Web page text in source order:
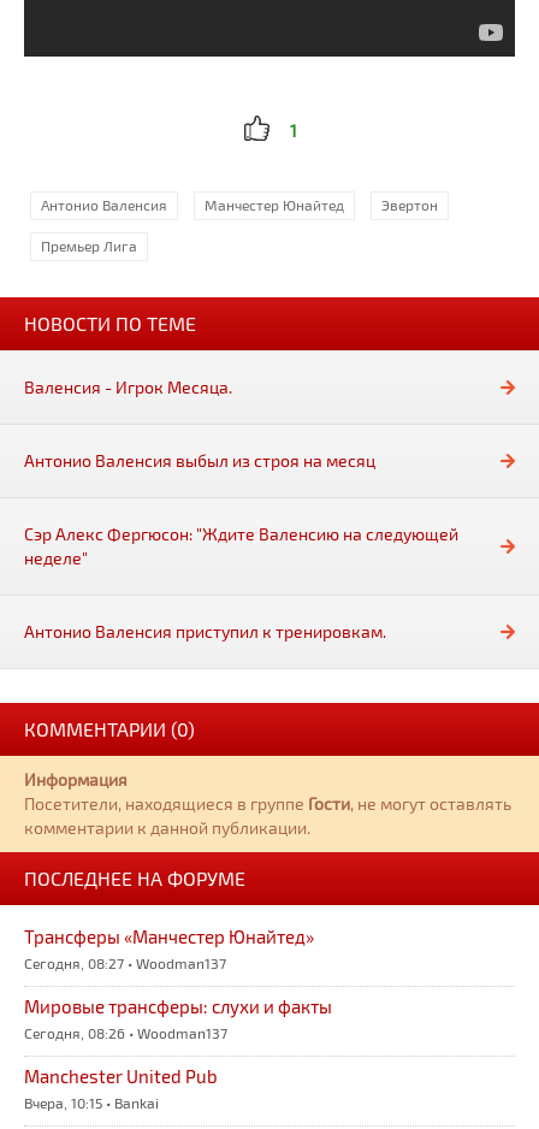
1
Антонио Валенсия Манчестер Юнайтед Эвертон
Премьер Лига
НОВОСТИ ПО ТЕМЕ
Валенсия - Игрок Месяца.
Антонио Валенсия выбыл из строя на месяц
Сэр Алекс Фергюсон: "Ждите Валенсию на следующей
неделе"
Антонио Валенсия приступил к тренировкам.
КОММЕНТАРИИ (0)
Информация
Посетители, находящиеся в группе Гости, не могут оставлять
комментарии к данной публикации.
ПОСЛЕДНЕЕ НА ФОРУМЕ
Трансферы «Манчестер Юнайтед»
Сегодня, 08:27 • Woodman137
Мировые трансферы: слухи и факты
Сегодня, 08:26 • Woodman137
Manchester United Pub
Вчера, 10:15 • Bankai